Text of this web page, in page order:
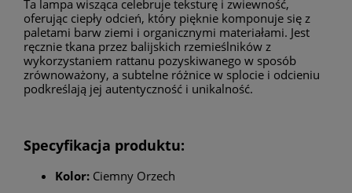
Ta lampa wisząca celebruje teksturę i zwiewność,
oferując ciepły odcień, który pięknie komponuje się z
paletami barw ziemi i organicznymi materiałami. Jest
ręcznie tkana przez balijskich rzemieślników z
wykorzystaniem rattanu pozyskiwanego w sposób
zrównoważony, a subtelne różnice w splocie i odcieniu
podkreślają jej autentyczność i unikalność.
Specyfikacja produktu:
Kolor: Ciemny Orzech